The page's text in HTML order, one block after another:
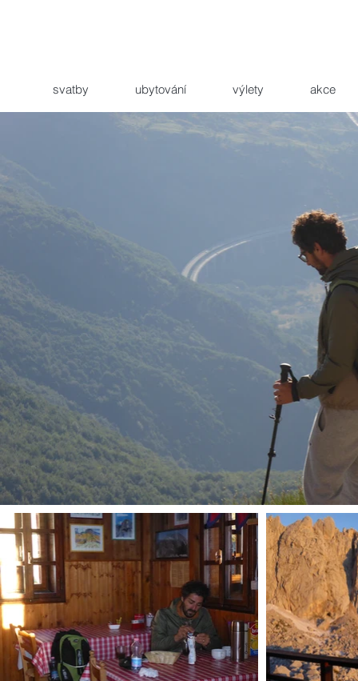
svatby ubytování výlety akce